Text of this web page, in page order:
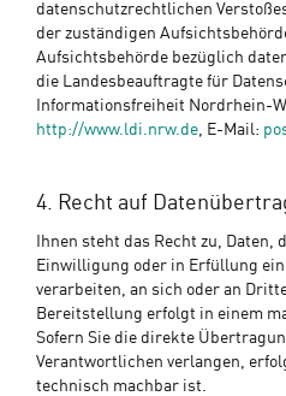
datenschutzrechtlichen
der zuständigen
Aufsichtsbehörde bezüglich
die Landesbeauftragte für
Informationsfreiheit Nordrhein-
http://www.ldi.nrw.de, E-Mail:
4. Recht auf
Ihnen steht das Recht zu,
Einwilligung oder in Erfüllung
verarbeiten, an sich oder an
Bereitstellung erfolgt in einem
Sofern Sie die direkte
Verantwortlichen verlangen,
technisch machbar ist.